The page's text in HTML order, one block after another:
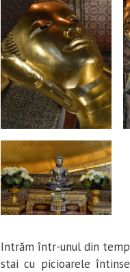
Intrăm într-unul din
stai cu picioarele